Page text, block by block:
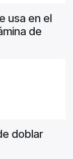
usa en el
de
doblar